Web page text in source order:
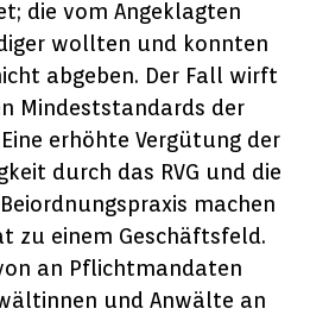
die vom Angeklagten
wollten und konnten
abgeben. Der Fall wirft
Mindeststandards der
erhöhte Vergütung der
durch das RVG und die
machen
zu einem Geschäftsfeld.
an Pflichtmandaten
und Anwälte an